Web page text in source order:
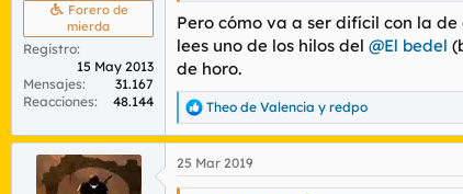
Forero de
mierda
Registro
15 May 2013
Mensajes
31.167
Reacciones
48.144
Pero cómo va a ser difícil con la
lees uno de los hilos del @El bedel
de horo.
R
e
a
c
c
Theo de Valencia y redpo
25 Mar 2019